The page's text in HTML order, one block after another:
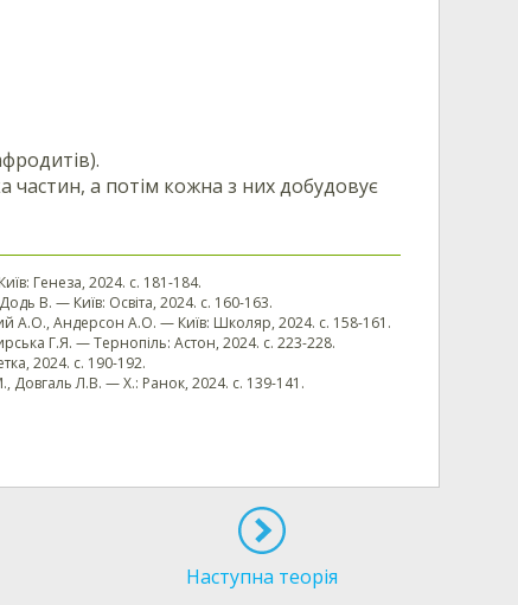
частин, а потім кожна з них добудовує
Генеза, 2024. с. 181-184.
В. — Київ: Освіта, 2024. с. 160-163.
А.О., Андерсон А.О. — Київ: Школяр, 2024. с. 158-161.
Г.Я. — Тернопіль: Астон, 2024. с. 223-228.
2024. с. 190-192.
Довгаль Л.В. — Х.: Ранок, 2024. с. 139-141.
Наступна теорія